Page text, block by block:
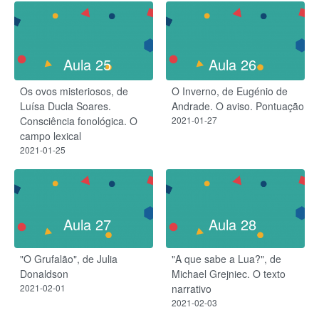
Aula 25
Os ovos misteriosos, de
Luísa Ducla Soares.
Consciência fonológica. O
campo lexical
2021-01-25
Aula 26
O Inverno, de Eugénio de
Andrade. O aviso. Pontuação
2021-01-27
Aula 27
"O Grufalão", de Julia
Donaldson
2021-02-01
Aula 28
"A que sabe a Lua?", de
Michael Grejniec. O texto
narrativo
2021-02-03